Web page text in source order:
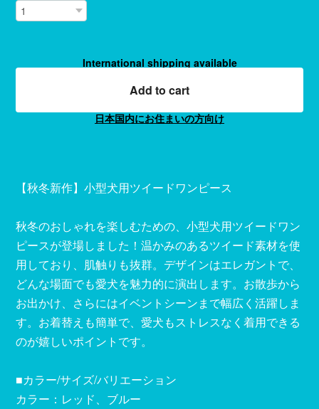
International shipping available
Add to cart
日本国内にお住まいの方向け
【秋冬新作】小型犬用ツイードワンピース
秋冬のおしゃれを楽しむための、小型犬用ツイードワン
ピースが登場しました！温かみのあるツイード素材を使
用しており、肌触りも抜群。デザインはエレガントで、
どんな場面でも愛犬を魅力的に演出します。お散歩から
お出かけ、さらにはイベントシーンまで幅広く活躍しま
す。お着替えも簡単で、愛犬もストレスなく着用できる
のが嬉しいポイントです。
■カラー/サイズ/バリエーション
カラー：レッド、ブルー